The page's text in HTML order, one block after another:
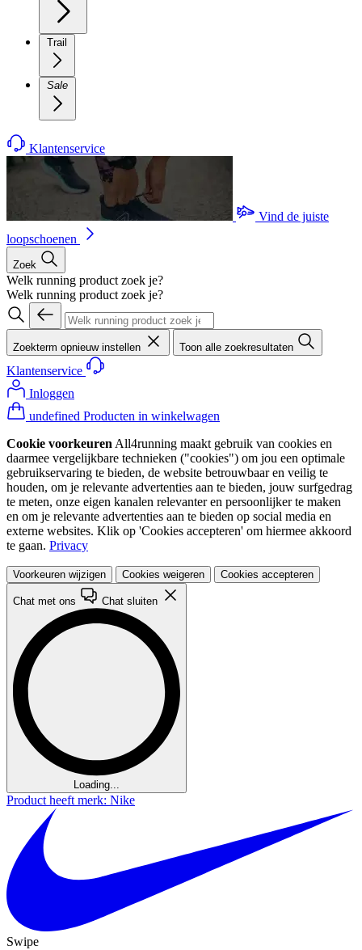
Trail
Sale
Klantenservice
Vind de juiste
loopschoenen
Zoek
Welk running product zoek je?
Welk running product zoek je?
Zoekterm opnieuw instellen Toon alle zoekresultaten
Klantenservice
Inloggen
undefined Producten in winkelwagen
Cookie voorkeuren All4running maakt gebruik van cookies en
daarmee vergelijkbare technieken ("cookies") om jou een optimale
gebruikservaring te bieden, de website betrouwbaar en veilig te
houden, om je relevante advertenties aan te bieden, jouw surfgedrag
te meten, onze eigen kanalen relevanter en persoonlijker te maken
en om je relevante advertenties aan te bieden op social media en
externe websites. Klik op 'Cookies accepteren' om hiermee akkoord
te gaan. Privacy
Voorkeuren wijzigen Cookies weigeren Cookies accepteren
Chat met ons Chat sluiten
Loading...
Product heeft merk: Nike
Swipe